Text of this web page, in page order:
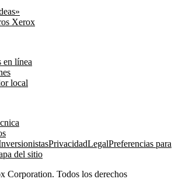
Xerox
en línea
local
PrivacidadLegalPreferencias para
del sitio
Corporation. Todos los derechos